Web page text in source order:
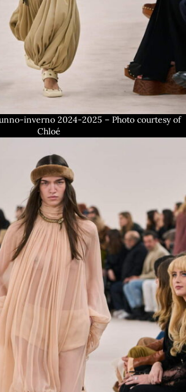
inverno 2024-2025 – Photo courtesy of
Chloé